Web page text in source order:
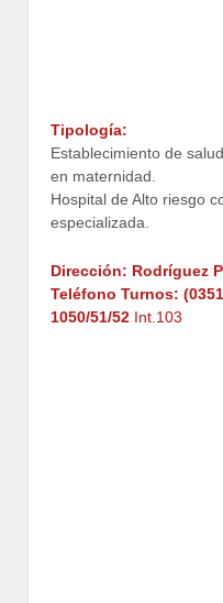
Tipología:
Establecimiento de
en maternidad.
Hospital de Alto riesgo
especializada.
Dirección: Rodríguez
Teléfono Turnos:
1050/51/52 Int.103